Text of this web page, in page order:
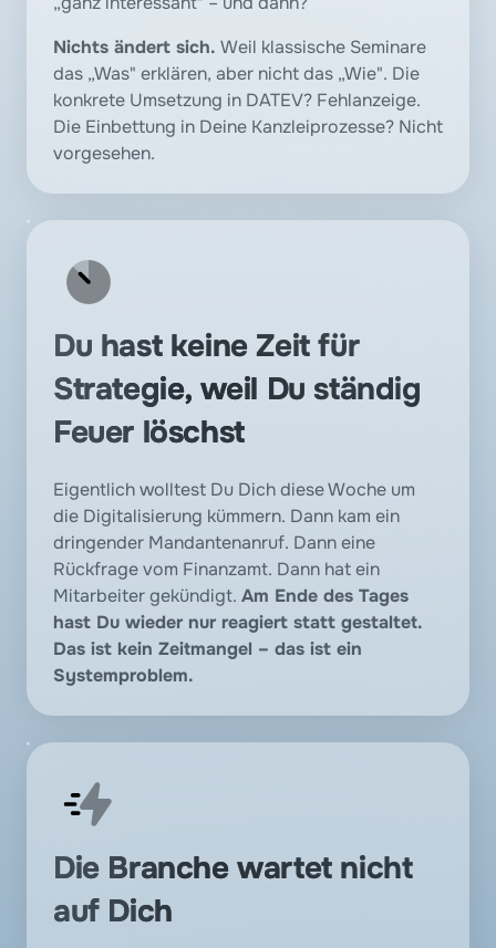
Nichts ändert sich. Weil klassische Seminare
das „Was" erklären, aber nicht das „Wie". Die
konkrete Umsetzung in DATEV? Fehlanzeige.
Die Einbettung in Deine Kanzleiprozesse? Nicht
vorgesehen.
Du hast keine Zeit für
Strategie, weil Du ständig
Feuer löschst
Eigentlich wolltest Du Dich diese Woche um
die Digitalisierung kümmern. Dann kam ein
dringender Mandantenanruf. Dann eine
Rückfrage vom Finanzamt. Dann hat ein
Mitarbeiter gekündigt. Am Ende des Tages
hast Du wieder nur reagiert statt gestaltet.
Das ist kein Zeitmangel – das ist ein
Systemproblem.
Die Branche wartet nicht
auf Dich